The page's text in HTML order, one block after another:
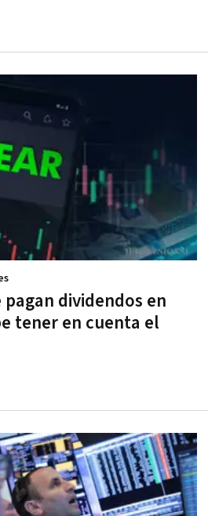
pagan dividendos en
tener en cuenta el